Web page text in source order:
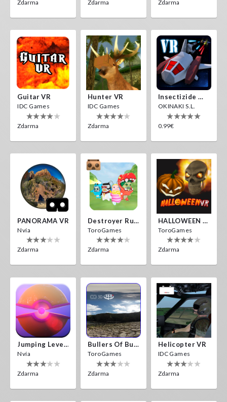
Zdarma Zdarma Zdarma
Guitar VR
IDC Games
Zdarma
Hunter VR
IDC Games
Zdarma
Insectizide Wars VR
OKINAKI S.L.
0.99€
PANORAMA VR
Nvía
Zdarma
Destroyer Run VR
ToroGames
Zdarma
HALLOWEEN VR
ToroGames
Zdarma
Jumping Levels
Nvía
Zdarma
Bullers Of Buchan Aberdeen
ToroGames
Zdarma
Helicopter VR
IDC Games
Zdarma